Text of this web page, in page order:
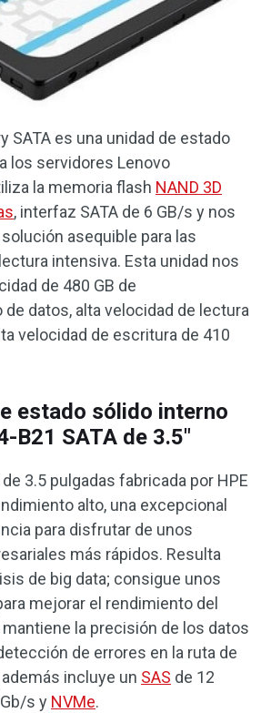
SATA es una unidad de estado
los servidores Lenovo
la memoria flash NAND 3D
, interfaz SATA de 6 GB/s y nos
asequible para las
intensiva. Esta unidad nos
de 480 GB de
datos, alta velocidad de lectura
velocidad de escritura de 410
estado sólido interno
B21 SATA de 3.5″
3.5 pulgadas fabricada por HPE
alto, una excepcional
para disfrutar de unos
más rápidos. Resulta
de big data; consigue unos
mejorar el rendimiento del
la precisión de los datos
de errores en la ruta de
incluye un SAS de 12
s y NVMe.